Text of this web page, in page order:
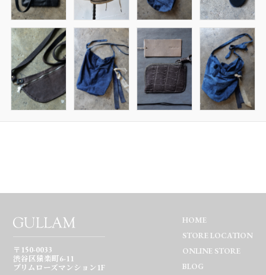
〒150-0033
渋谷区猿楽町6-11
プリムローズマンション1F
HOME
STORE LOCATION
ONLINE STORE
BLOG